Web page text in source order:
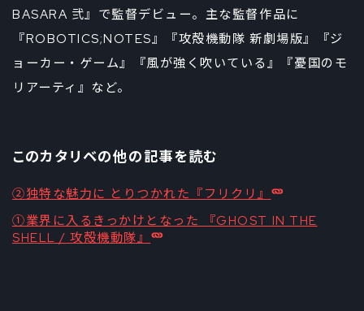
BASARA 弐』で監督デビュー。主な監督作品に
『ROBOTICS;NOTES』『攻殻機動隊 新劇場版』『ジ
ョーカー・ゲーム』『風が強く吹いている』『憂国のモ
リアーティ』など。
このカタリベの他の記事を読む
②独特な魅力に とりつかれた『フリクリ』
①業界に入るきっかけとなった 『GHOST IN THE
SHELL / 攻殻機動隊』